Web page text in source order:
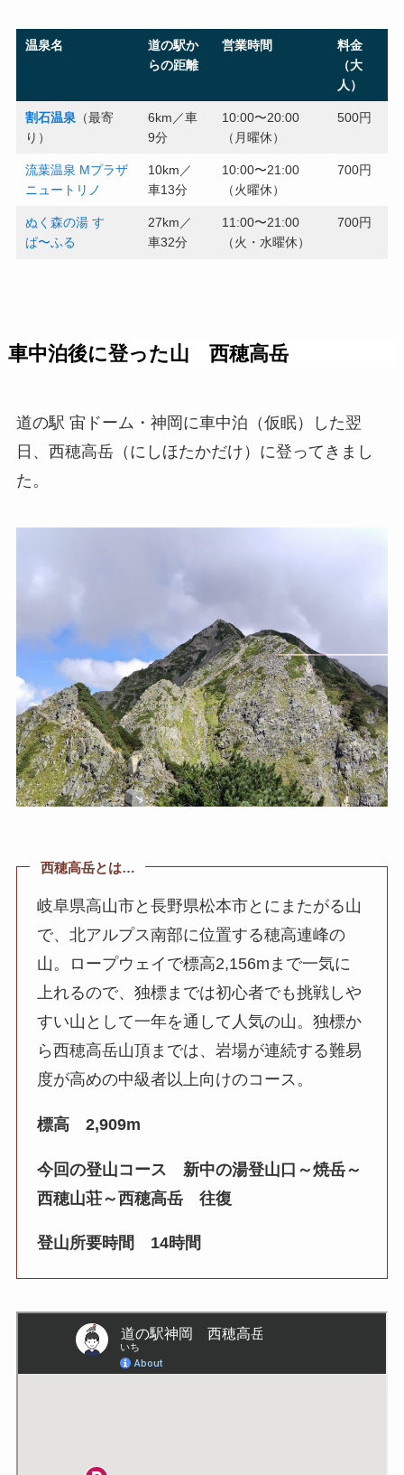
温泉名
道の駅か
らの距離
営業時間
料金
（大
人）
割石温泉 （最寄
り）
6km／車
9分
10:00〜20:00
（月曜休）
500円
流葉温泉 Mプラザ
ニュートリノ
10km／
車13分
10:00〜21:00
（火曜休）
700円
ぬく森の湯 す
ぱ〜ふる
27km／
車32分
11:00〜21:00
（火・水曜休）
700円
車中泊後に登った山 西穂高岳
道の駅 宙ドーム・神岡に車中泊（仮眠）した翌
日、西穂高岳（にしほたかだけ）に登ってきまし
た。
西穂高岳とは…
岐阜県高山市と長野県松本市とにまたがる山
で、北アルプス南部に位置する穂高連峰の
山。ロープウェイで標高2,156mまで一気に
上れるので、独標までは初心者でも挑戦しや
すい山として一年を通して人気の山。独標か
ら西穂高岳山頂までは、岩場が連続する難易
度が高めの中級者以上向けのコース。
標高 2,909m
今回の登山コース 新中の湯登山口～焼岳～
西穂山荘～西穂高岳 往復
登山所要時間 14時間